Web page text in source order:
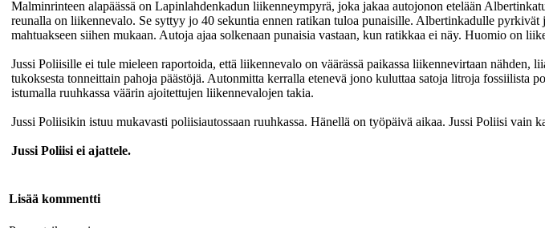
Malminrinteen alapäässä on Lapinlahdenkadun liikenneympyrä, joka jakaa autojonon etelään
reunalla on liikennevalo. Se syttyy jo 40 sekuntia ennen ratikan tuloa punaisille. Albertinkadulle
mahtuakseen siihen mukaan. Autoja ajaa solkenaan punaisia vastaan, kun ratikkaa ei näy. Huomio on
Jussi Poliisille ei tule mieleen raportoida, että liikennevalo on väärässä paikassa liikennevirtaan nähden,
tukoksesta tonneittain pahoja päästöjä. Autonmitta kerralla etenevä jono kuluttaa satoja litroja fossiilista
istumalla ruuhkassa väärin ajoitettujen liikennevalojen takia.
Jussi Poliisikin istuu mukavasti poliisiautossaan ruuhkassa. Hänellä on työpäivä aikaa. Jussi Poliisi vain
Jussi Poliisi ei ajattele.
Lisää kommentti